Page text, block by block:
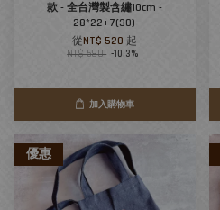
款 - 全台灣製含繡10cm -
28*22+7(30)
從NT$ 520 起
NT$ 580 -10.3%
加入購物車
優惠